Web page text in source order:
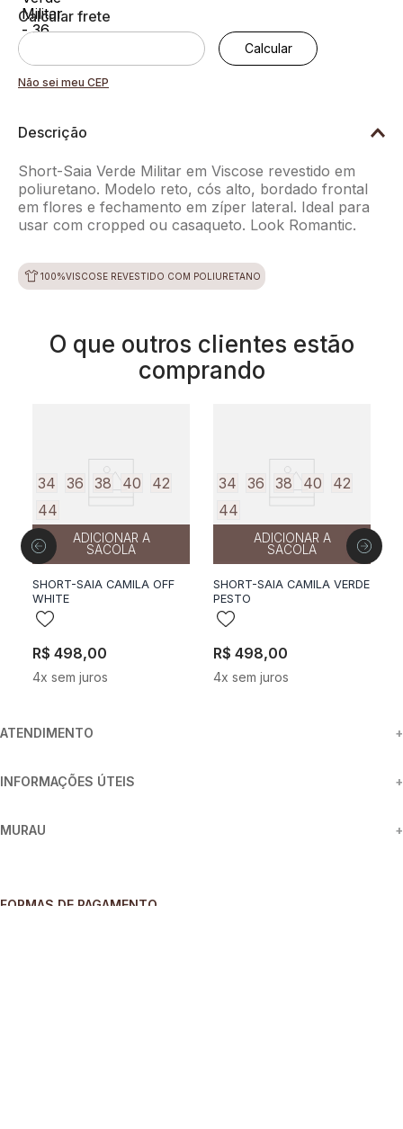
Não sei meu CEP
Descrição
Short-Saia Verde Militar em Viscose revestido em
poliuretano. Modelo reto, cós alto, bordado frontal
em flores e fechamento em zíper lateral. Ideal para
usar com cropped ou casaqueto. Look Romantic.
100%VISCOSE REVESTIDO COM POLIURETANO
O que outros clientes estão
comprando
34 36 38 40
42
44
ADICIONAR A
SACOLA
SHORT-SAIA CAMILA OFF
WHITE
R$ 498,00
4x sem juros
34 36 38 40
42
44
ADICIONAR A
SACOLA
SHORT-SAIA CAMILA VERDE
PESTO
R$ 498,00
4x sem juros
ATENDIMENTO +
INFORMAÇÕES ÚTEIS +
MURAU +
FORMAS DE PAGAMENTO